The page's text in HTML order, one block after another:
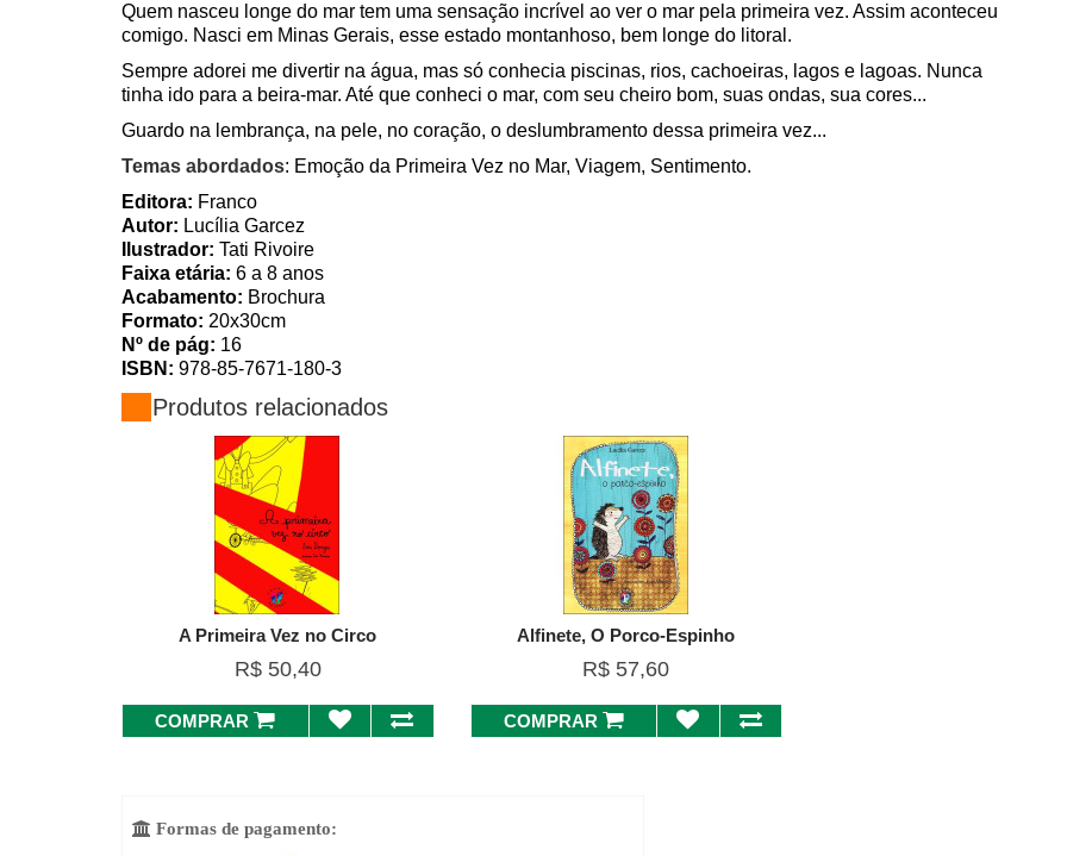
Quem nasceu longe do mar tem uma sensação incrível ao ver o mar pela primeira vez. Assim aconteceu
comigo. Nasci em Minas Gerais, esse estado montanhoso, bem longe do litoral.
Sempre adorei me divertir na água, mas só conhecia piscinas, rios, cachoeiras, lagos e lagoas. Nunca
tinha ido para a beira-mar. Até que conheci o mar, com seu cheiro bom, suas ondas, sua cores...
Guardo na lembrança, na pele, no coração, o deslumbramento dessa primeira vez...
Temas abordados: Emoção da Primeira Vez no Mar, Viagem, Sentimento.
Editora: Franco
Autor: Lucília Garcez
Ilustrador: Tati Rivoire
Faixa etária: 6 a 8 anos
Acabamento: Brochura
Formato: 20x30cm
Nº de pág: 16
ISBN: 978-85-7671-180-3
Produtos relacionados
A Primeira Vez no Circo
R$ 50,40
COMPRAR
Alfinete, O Porco-Espinho
R$ 57,60
COMPRAR
 Formas de pagamento: